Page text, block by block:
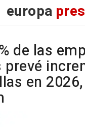
europa
de las
prevé
en